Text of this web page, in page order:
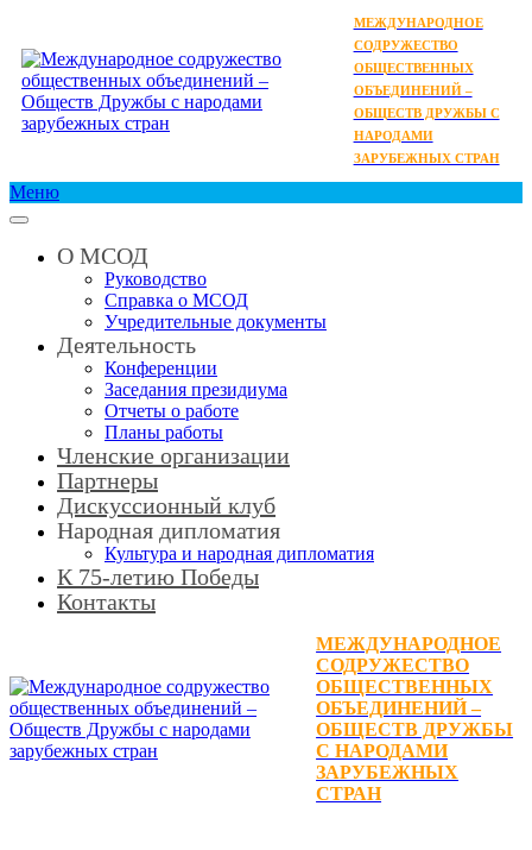
МЕЖДУНАРОДНОЕ
СОДРУЖЕСТВО
ОБЩЕСТВЕННЫХ
ОБЪЕДИНЕНИЙ –
ОБЩЕСТВ ДРУЖБЫ С
НАРОДАМИ
ЗАРУБЕЖНЫХ СТРАН
Меню
О МСОД
Руководство
Справка о МСОД
Учредительные документы
Деятельность
Конференции
Заседания президиума
Отчеты о работе
Планы работы
Членские организации
Партнеры
Дискуссионный клуб
Народная дипломатия
Культура и народная дипломатия
К 75-летию Победы
Контакты
МЕЖДУНАРОДНОЕ
СОДРУЖЕСТВО
ОБЩЕСТВЕННЫХ
ОБЪЕДИНЕНИЙ –
ОБЩЕСТВ ДРУЖБЫ
С НАРОДАМИ
ЗАРУБЕЖНЫХ
СТРАН